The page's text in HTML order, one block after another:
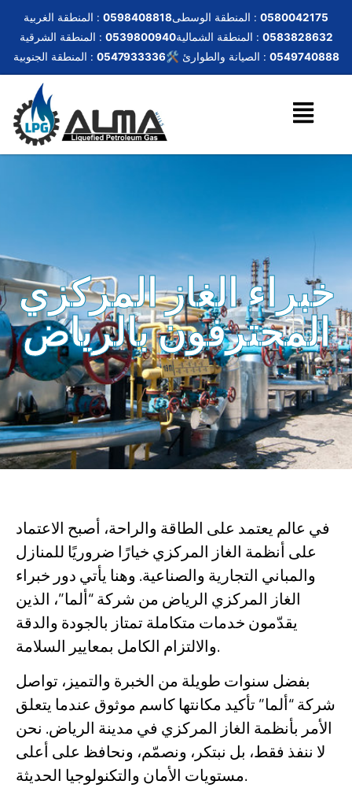
المنطقة الغربية : 0598408818 المنطقة الوسطى : 0580042175
المنطقة الشرقية : 0539800940 المنطقة الشمالية : 0583828632
المنطقة الجنوبية : 0547933336 🛠️ الصيانة والطوارئ : 0549740888
خبراء الغاز المركزي
المحترفون بالرياض
في عالم يعتمد على الطاقة والراحة، أصبح الاعتماد
على أنظمة الغاز المركزي خيارًا ضروريًا للمنازل
والمباني التجارية والصناعية. وهنا يأتي دور خبراء
الغاز المركزي الرياض من شركة “ألما”، الذين
يقدّمون خدمات متكاملة تمتاز بالجودة والدقة
والالتزام الكامل بمعايير السلامة.
بفضل سنوات طويلة من الخبرة والتميز، تواصل
شركة “ألما” تأكيد مكانتها كاسم موثوق عندما يتعلق
الأمر بأنظمة الغاز المركزي في مدينة الرياض. نحن
لا ننفذ فقط، بل نبتكر، ونصمّم، ونحافظ على أعلى
مستويات الأمان والتكنولوجيا الحديثة.